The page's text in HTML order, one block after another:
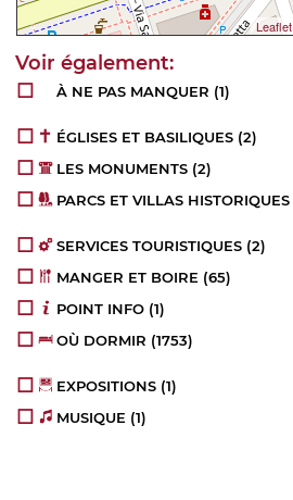
Leaflet
À NE PAS MANQUER (1)
ÉGLISES ET BASILIQUES (2)
LES MONUMENTS (2)
PARCS ET VILLAS HISTORIQUES
SERVICES TOURISTIQUES (2)
MANGER ET BOIRE (65)
POINT INFO (1)
OÙ DORMIR (1753)
EXPOSITIONS (1)
MUSIQUE (1)